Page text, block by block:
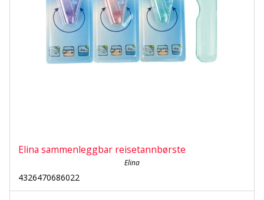
Elina sammenleggbar reisetannbørste
Elina
4326470686022